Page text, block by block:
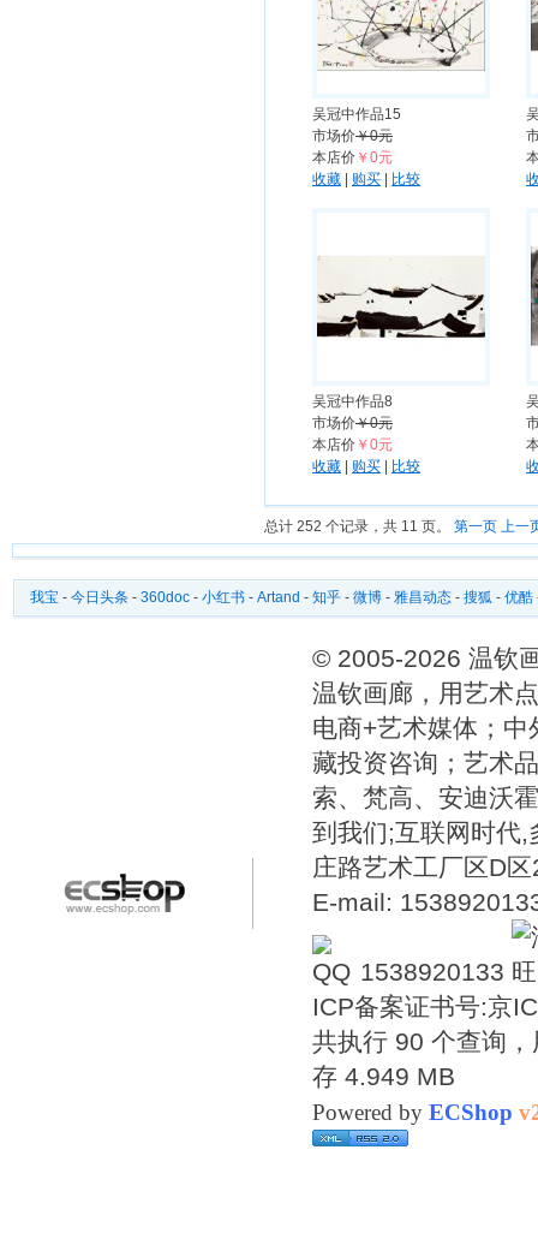
吴冠中作品15
市场价￥0元
本店价 ￥0元
收藏
购买 比较
吴冠中作品8
市场价￥0元
本店价 ￥0元
收藏
购买 比较
总计 252 个记录，共 11 页。 第一页 上一
我宝 - 今日头条 - 360doc - 小红书 - Artand - 知乎 - 微博 - 雅昌动态 - 搜狐 - 优酷
© 2005-2026 温钦
温钦画廊，用艺术
电商+艺术媒体；
藏投资咨询；艺术
索、梵高、安迪沃
到我们;互联网时代,
庄路艺术工厂区D
E-mail:
1538920133
ICP备案证书号:京
共执行 90 个查询
存 4.949 MB
Powered by ECShop